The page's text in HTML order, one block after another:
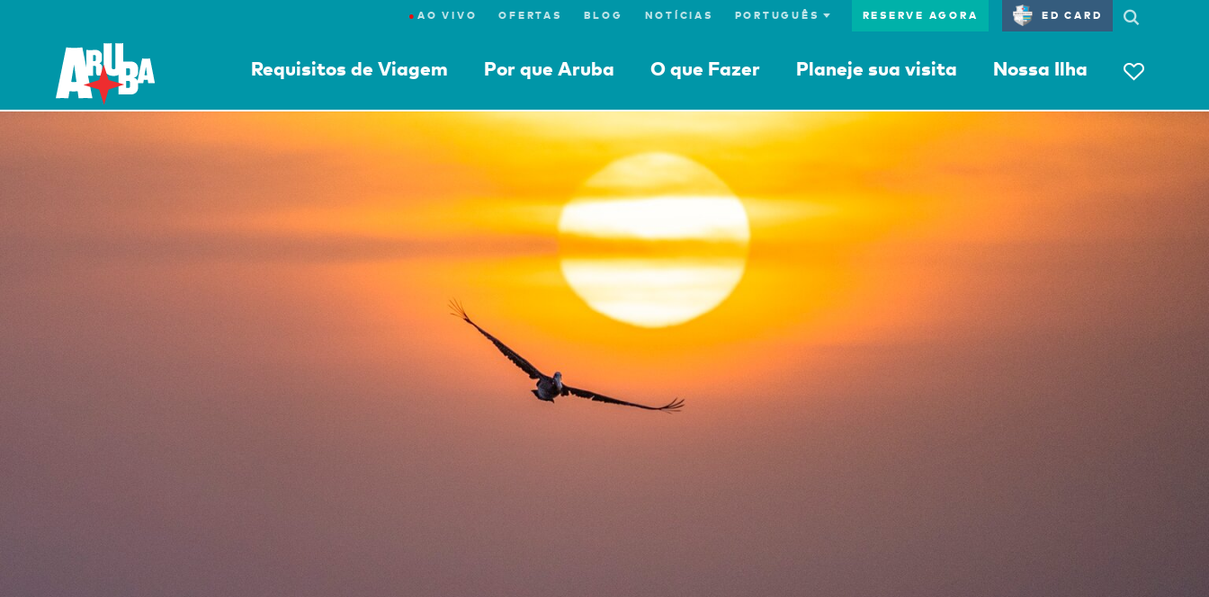
●AO VIVO OFERTAS BLOG NOTÍCIAS RESERVE AGORA ED CARD
Requisitos de Viagem Por que Aruba O que Fazer Planeje sua visita Nossa Ilha